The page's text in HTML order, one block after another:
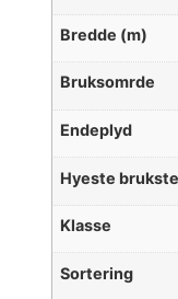
Bredde (m)
Bruksomrde
Endeplyd
Hyeste
Klasse
Sortering